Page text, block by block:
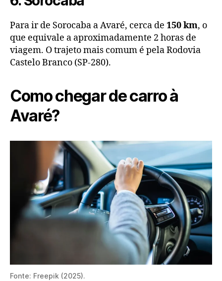
Para ir de Sorocaba a Avaré, cerca de 150 km, o
que equivale a aproximadamente 2 horas de
viagem. O trajeto mais comum é pela Rodovia
Castelo Branco (SP-280).
Como chegar de carro à
Avaré?
Fonte: Freepik (2025).